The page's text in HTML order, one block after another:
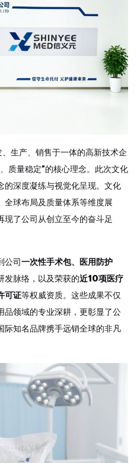
生产、销售于一体的高新技术企
质量稳定”的核心理念。此次文化
的深度凝练与视觉化呈现。文化
全球布局及质量体系等维度展
现了公司从创立至今的奋斗足
公司一次性手术包、医用防护
发脉络，以及荣获的近10项医疗
可证等权威资质。这些成果不仅
品领域的专业深耕，更彰显了公
际知名品牌携手远销全球的非凡